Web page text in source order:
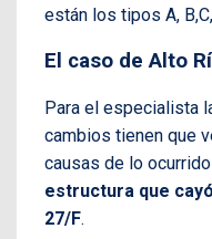
están los tipos A, B,C,
El caso de Alto
Para el especialista
cambios tienen que
causas de lo
estructura que
27/F.